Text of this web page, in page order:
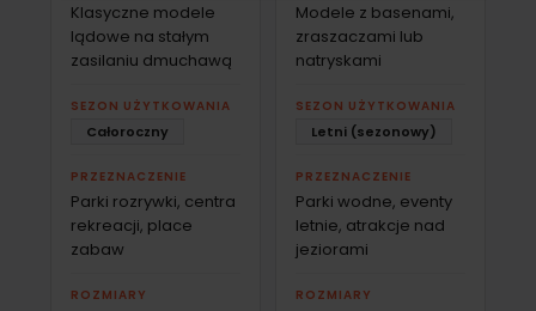
Klasyczne modele
lądowe na stałym
zasilaniu dmuchawą
SEZON UŻYTKOWANIA
Całoroczny
PRZEZNACZENIE
Parki rozrywki, centra
rekreacji, place
zabaw
ROZMIARY
Modele z basenami,
zraszaczami lub
natryskami
SEZON UŻYTKOWANIA
Letni (sezonowy)
PRZEZNACZENIE
Parki wodne, eventy
letnie, atrakcje nad
jeziorami
ROZMIARY